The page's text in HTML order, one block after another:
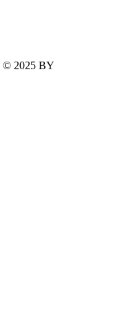
© 2025 BY